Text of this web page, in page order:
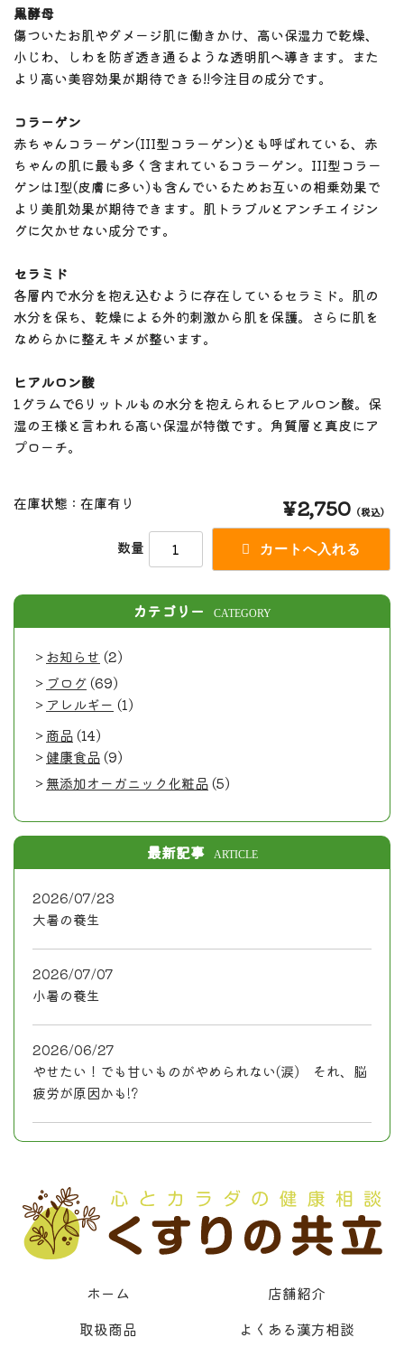
黒酵母
傷ついたお肌やダメージ肌に働きかけ、高い保湿力で乾燥、
小じわ、しわを防ぎ透き通るような透明肌へ導きます。また
より高い美容効果が期待できる!!今注目の成分です。
コラーゲン
赤ちゃんコラーゲン(III型コラーゲン)とも呼ばれている、赤
ちゃんの肌に最も多く含まれているコラーゲン。III型コラー
ゲンはI型(皮膚に多い)も含んでいるためお互いの相乗効果で
より美肌効果が期待できます。肌トラブルとアンチエイジン
グに欠かせない成分です。
セラミド
各層内で水分を抱え込むように存在しているセラミド。肌の
水分を保ち、乾燥による外的刺激から肌を保護。さらに肌を
なめらかに整えキメが整います。
ヒアルロン酸
1グラムで6リットルもの水分を抱えられるヒアルロン酸。保
湿の王様と言われる高い保湿が特徴です。角質層と真皮にア
プローチ。
在庫状態 : 在庫有り ¥2,750 （税込）
数量
カテゴリー CATEGORY
お知らせ (2)
ブログ(69)
アレルギー (1)
商品(14)
健康食品(9)
無添加オーガニック化粧品(5)
最新記事 ARTICLE
2026/07/23
大暑の養生
2026/07/07
小暑の養生
2026/06/27
やせたい！でも甘いものがやめられない(涙) それ、脳
疲労が原因かも!?
ホーム
店舗紹介
取扱商品
よくある漢方相談